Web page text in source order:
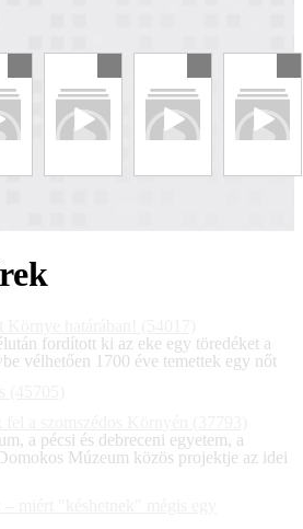
fordított ki az eke egy töredéket a
vélhetően 1700 éve temettek egy nőt
a pécsi és debreceni egyetem, a
Múzeum közös projektje az idei